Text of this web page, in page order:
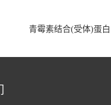
青霉素结合(受体)蛋白